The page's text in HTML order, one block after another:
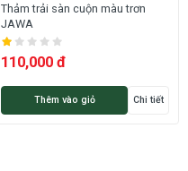
Thảm trải sàn cuộn màu trơn
JAWA
110,000 đ
Thêm vào giỏ Chi tiết